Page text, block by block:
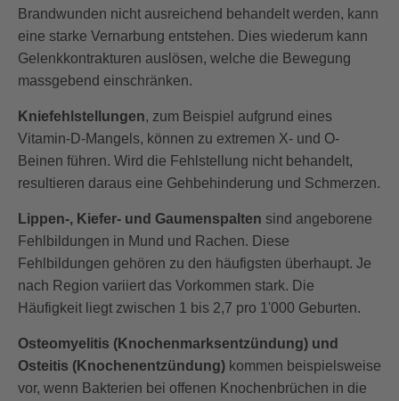
Brandwunden nicht ausreichend behandelt werden, kann
eine starke Vernarbung entstehen. Dies wiederum kann
Gelenkkontrakturen auslösen, welche die Bewegung
massgebend einschränken.
Kniefehlstellungen, zum Beispiel aufgrund eines
Vitamin-D-Mangels, können zu extremen X- und O-
Beinen führen. Wird die Fehlstellung nicht behandelt,
resultieren daraus eine Gehbehinderung und Schmerzen.
Lippen-, Kiefer- und Gaumenspalten sind angeborene
Fehlbildungen in Mund und Rachen. Diese
Fehlbildungen gehören zu den häufigsten überhaupt. Je
nach Region variiert das Vorkommen stark. Die
Häufigkeit liegt zwischen 1 bis 2,7 pro 1'000 Geburten.
Osteomyelitis (Knochenmarksentzündung) und
Osteitis (Knochenentzündung) kommen beispielsweise
vor, wenn Bakterien bei offenen Knochenbrüchen in die